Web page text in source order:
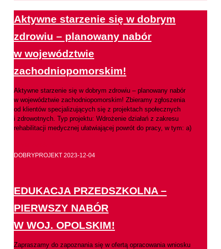
Aktywne starzenie się w dobrym
zdrowiu – planowany nabór
w województwie
zachodniopomorskim!
Aktywne starzenie się w dobrym zdrowiu – planowany nabór
w województwie zachodniopomorskim! Zbieramy zgłoszenia
od klientów specjalizujących się z projektach społecznych
i zdrowotnych. Typ projektu: Wdrożenie działań z zakresu
rehabilitacji medycznej ułatwiającej powrót do pracy, w tym: a)
DOBRYPROJEKT 2023-12-04
EDUKACJA PRZEDSZKOLNA –
PIERWSZY NABÓR
W WOJ. OPOLSKIM!
Zapraszamy do zapoznania się w ofertą opracowania wniosku